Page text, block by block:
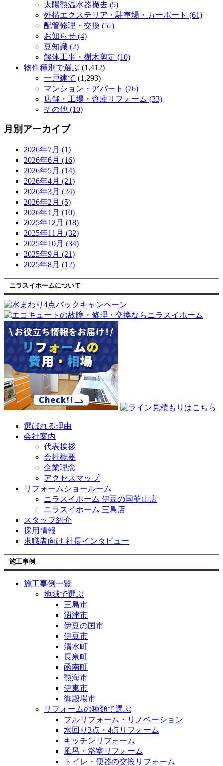
太陽熱温水器撤去 (5)
外構エクステリア・駐車場・カーポート (61)
配管修理・交換 (52)
お知らせ (4)
豆知識 (2)
解体工事・樹木剪定 (10)
物件種別で選ぶ (1,412)
一戸建て (1,293)
マンション・アパート (76)
店舗・工場・倉庫リフォーム (33)
その他 (10)
月別アーカイブ
2026年7月 (1)
2026年6月 (16)
2026年5月 (14)
2026年4月 (21)
2026年3月 (24)
2026年2月 (5)
2026年1月 (10)
2025年12月 (18)
2025年11月 (32)
2025年10月 (34)
2025年9月 (21)
2025年8月 (12)
ニラスイホームについて
選ばれる理由
会社案内
代表挨拶
会社概要
企業理念
アクセスマップ
リフォームショールーム
ニラスイホーム 伊豆の国韮山店
ニラスイホーム 三島店
スタッフ紹介
採用情報
求職者向け 社長インタビュー
施工事例
施工事例一覧
地域で選ぶ
三島市
沼津市
伊豆の国市
伊豆市
清水町
長泉町
函南町
熱海市
伊東市
御殿場市
リフォームの種類で選ぶ
フルリフォーム・リノベーション
水回り3点・4点リフォーム
キッチンリフォーム
風呂・浴室リフォーム
トイレ・便器の交換リフォーム